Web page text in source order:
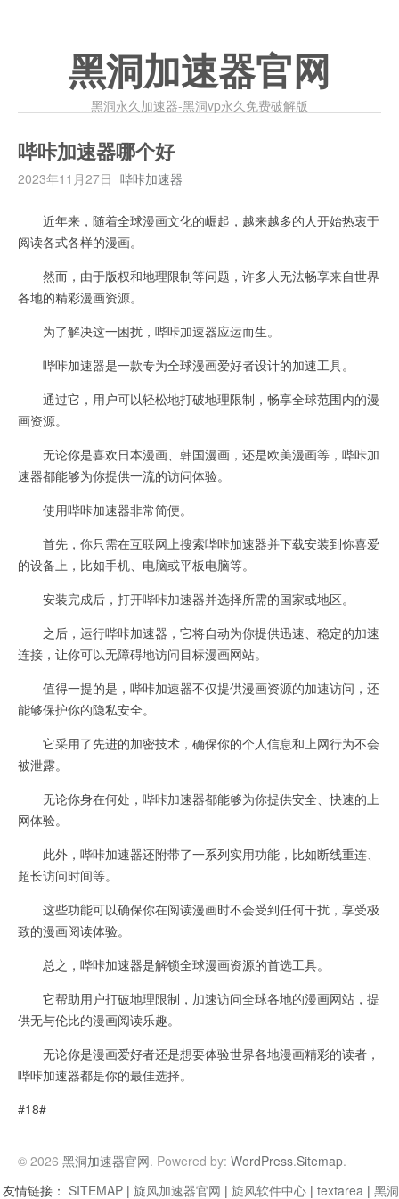
黑洞加速器官网
黑洞永久加速器-黑洞vp永久免费破解版
哔咔加速器哪个好
2023年11月27日 哔咔加速器
近年来，随着全球漫画文化的崛起，越来越多的人开始热衷于
阅读各式各样的漫画。
然而，由于版权和地理限制等问题，许多人无法畅享来自世界
各地的精彩漫画资源。
为了解决这一困扰，哔咔加速器应运而生。
哔咔加速器是一款专为全球漫画爱好者设计的加速工具。
通过它，用户可以轻松地打破地理限制，畅享全球范围内的漫
画资源。
无论你是喜欢日本漫画、韩国漫画，还是欧美漫画等，哔咔加
速器都能够为你提供一流的访问体验。
使用哔咔加速器非常简便。
首先，你只需在互联网上搜索哔咔加速器并下载安装到你喜爱
的设备上，比如手机、电脑或平板电脑等。
安装完成后，打开哔咔加速器并选择所需的国家或地区。
之后，运行哔咔加速器，它将自动为你提供迅速、稳定的加速
连接，让你可以无障碍地访问目标漫画网站。
值得一提的是，哔咔加速器不仅提供漫画资源的加速访问，还
能够保护你的隐私安全。
它采用了先进的加密技术，确保你的个人信息和上网行为不会
被泄露。
无论你身在何处，哔咔加速器都能够为你提供安全、快速的上
网体验。
此外，哔咔加速器还附带了一系列实用功能，比如断线重连、
超长访问时间等。
这些功能可以确保你在阅读漫画时不会受到任何干扰，享受极
致的漫画阅读体验。
总之，哔咔加速器是解锁全球漫画资源的首选工具。
它帮助用户打破地理限制，加速访问全球各地的漫画网站，提
供无与伦比的漫画阅读乐趣。
无论你是漫画爱好者还是想要体验世界各地漫画精彩的读者，
哔咔加速器都是你的最佳选择。
#18#
© 2026 黑洞加速器官网. Powered by: WordPress.Sitemap.
友情链接： SITEMAP | 旋风加速器官网 | 旋风软件中心 | textarea | 黑